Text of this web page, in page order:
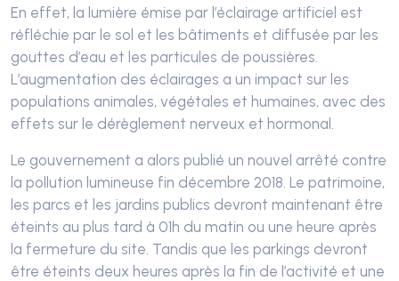
En effet, la lumière émise par l’éclairage artificiel est
réfléchie par le sol et les bâtiments et diffusée par les
gouttes d’eau et les particules de poussières.
L’augmentation des éclairages a un impact sur les
populations animales, végétales et humaines, avec des
effets sur le dérèglement nerveux et hormonal.
Le gouvernement a alors publié un nouvel arrêté contre
la pollution lumineuse fin décembre 2018. Le patrimoine,
les parcs et les jardins publics devront maintenant être
éteints au plus tard à 01h du matin ou une heure après
la fermeture du site. Tandis que les parkings devront
être éteints deux heures après la fin de l’activité et une